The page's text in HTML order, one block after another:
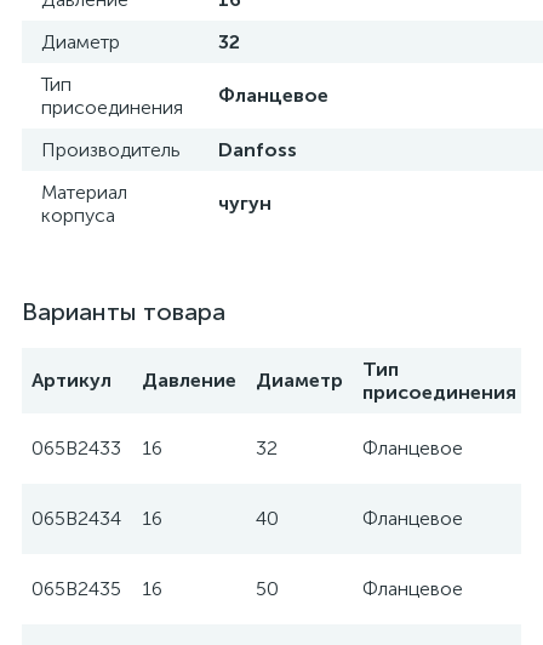
Диаметр
32
Тип
присоединения
Фланцевое
Производитель
Danfoss
Материал
корпуса
чугун
Варианты товара
Артикул Давление Диаметр
Тип
присоединения
065B2433 16 32 Фланцевое
065B2434 16 40 Фланцевое
065B2435 16 50 Фланцевое